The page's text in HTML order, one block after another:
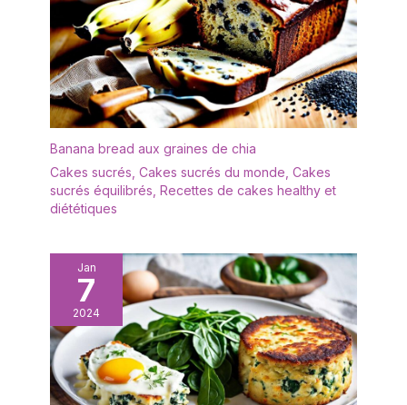
congélateur
Banana bread aux graines de chia
Cakes sucrés Cakes sucrés du monde Cakes
sucrés équilibrés Recettes de cakes healthy et
diététiques
Jan
7
2024